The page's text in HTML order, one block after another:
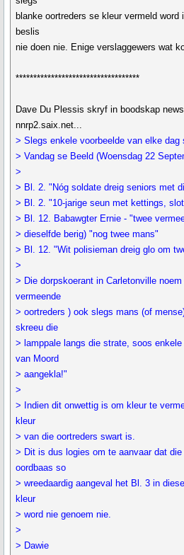
blanke oortreders se kleur vermeld word
beslis
nie doen nie. Enige verslaggewers wat
***********************************
Dave Du Plessis skryf in boodskap
nnrp2.saix.net...
> Slegs enkele voorbeelde van elke dag
> Vandag se Beeld (Woensdag 22
>
> Bl. 2. "Nóg soldate dreig seniors met
> Bl. 2. "10-jarige seun met kettings,
> Bl. 12. Babawgter Ernie - "twee
> dieselfde berig) "nog twee mans"
> Bl. 12. "Wit polisieman dreig glo om
>
> Die dorpskoerant in Carletonville
vermeende
> oortreders ) ook slegs mans (of
skreeu die
> lamppale langs die strate, soos
van Moord
> aangekla!"
>
> Indien dit onwettig is om kleur te
kleur
> van die oortreders swart is.
> Dit is dus logies om te aanvaar dat
oordbaas so
> wreedaardig aangeval het Bl. 3 in
kleur
> word nie genoem nie.
>
> Dawie